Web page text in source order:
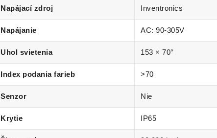
Napájací zdroj Inventronics
Napájanie AC: 90-305V
Uhol svietenia 153 × 70°
Index podania farieb >70
Senzor Nie
Krytie IP65